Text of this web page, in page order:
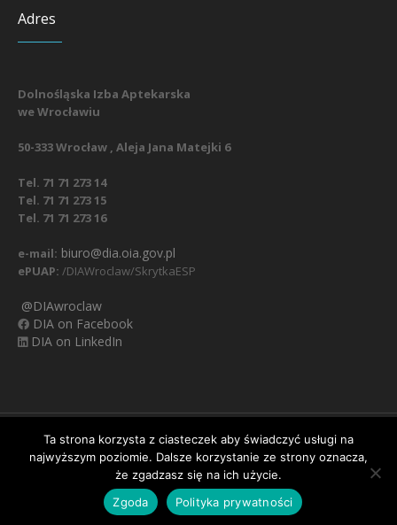
Ważna informacja:zmiana numerów telefonów
do biura Izby. Nowe numery:71 71 273 14oraz
15oraz71 71 273 16
Adres
Dolnośląska Izba Aptekarska
we Wrocławiu
50-333 Wrocław , Aleja Jana Matejki 6
Tel. 71 71 273 14
Tel. 71 71 273 15
Tel. 71 71 273 16
e-mail: biuro@dia.oia.gov.pl
ePUAP: /DIAWroclaw/SkrytkaESP
@DIAwroclaw
DIA on Facebook
DIA on LinkedIn
Nasz Facebook Regulamin
Polityka prywatności
Obowiązek informacyjny RODO
Klauzula informacyjna
/ Dolnośląska Izba Aptekarska © 2020
Ta strona korzysta z ciasteczek aby świadczyć usługi na
najwyższym poziomie. Dalsze korzystanie ze strony oznacza,
że zgadzasz się na ich użycie.
Zgoda
Polityka prywatności